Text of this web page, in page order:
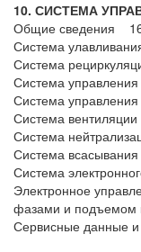
10. СИСТЕМА
Общие сведения
Система
Система
Система
Система
Система
Система
Система
Система
Электронное
фазами и подъемом
Сервисные данные